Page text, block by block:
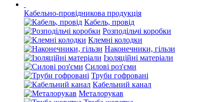
Кабельно-провідникова продукція
Кабель, провід
Розподільчі коробки
Клемні колодки
Наконечники, гільзи
Ізоляційні матеріали
Силові роз'єми
Труби гофровані
Кабельний канал
Металорукав